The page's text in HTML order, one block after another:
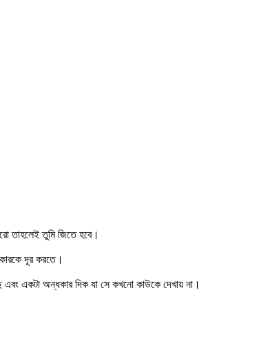
তাহলেই তুমি জিতে হবে।
দূর করতে।
একটা অন্ধকার দিক যা সে কখনো কাউকে দেখায় না।